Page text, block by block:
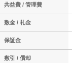
共益費 / 管理費
敷金 / 礼金
保証金
敷引 / 償却